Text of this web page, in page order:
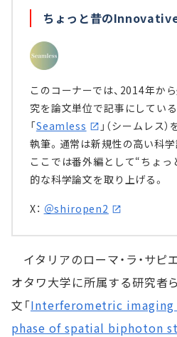
ちょっと昔の
このコーナーでは、2014年か
究を論文単位で記事にしてい
「Seamless
」（シームレス
執筆。通常は新規性の高い科
ここでは番外編として“ちょ
的な科学論文を取り上げる。
X： ＠shiropen2
イタリアのローマ・ラ・サ
オタワ大学に所属する研究者
文「Interferometric
phase of spatial biphoton